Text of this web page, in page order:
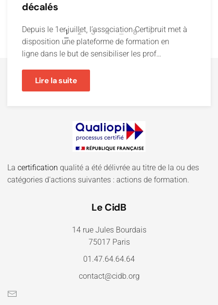
décalés
Depuis le 1er juillet, l’association Certibruit met à
disposition une plateforme de formation en
ligne dans le but de sensibiliser les prof…
Lire la suite
1 2 3 4 … 8
La certification qualité a été délivrée au titre de la ou des
catégories d'actions suivantes : actions de formation.
Le CidB
14 rue Jules Bourdais
75017 Paris
01.47.64.64.64
contact@cidb.org